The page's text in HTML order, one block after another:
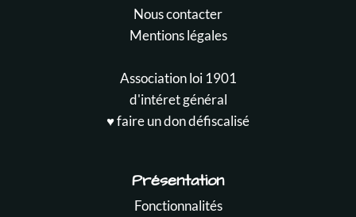
Nous contacter
Mentions légales
Association loi 1901
d'intéret général
♥️ faire un don défiscalisé
Présentation
Fonctionnalités